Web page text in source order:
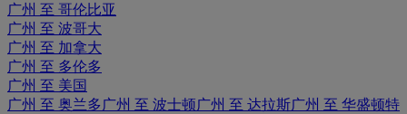
广州 至 哥伦比亚
广州 至 波哥大
广州 至 加拿大
广州 至 多伦多
广州 至 美国
广州 至 奥兰多 广州 至 波士顿广州 至 达拉斯广州 至 华盛顿特